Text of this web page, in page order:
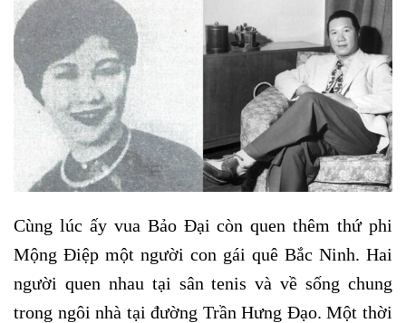
Cùng lúc ấy vua Bảo Đại còn quen thêm thứ phi
Mộng Điệp một người con gái quê Bắc Ninh. Hai
người quen nhau tại sân tenis và về sống chung
trong ngôi nhà tại đường Trần Hưng Đạo. Một thời